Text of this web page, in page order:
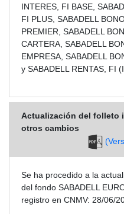
INTERES, FI BASE,
FI PLUS, SABADELL
PREMIER, SABADELL
CARTERA, SABADELL
EMPRESA, SABADELL
y SABADELL RENTAS, FI
Actualización del folleto
otros cambios
Se ha procedido a la
del fondo SABADELL
registro en CNMV: 28/06/